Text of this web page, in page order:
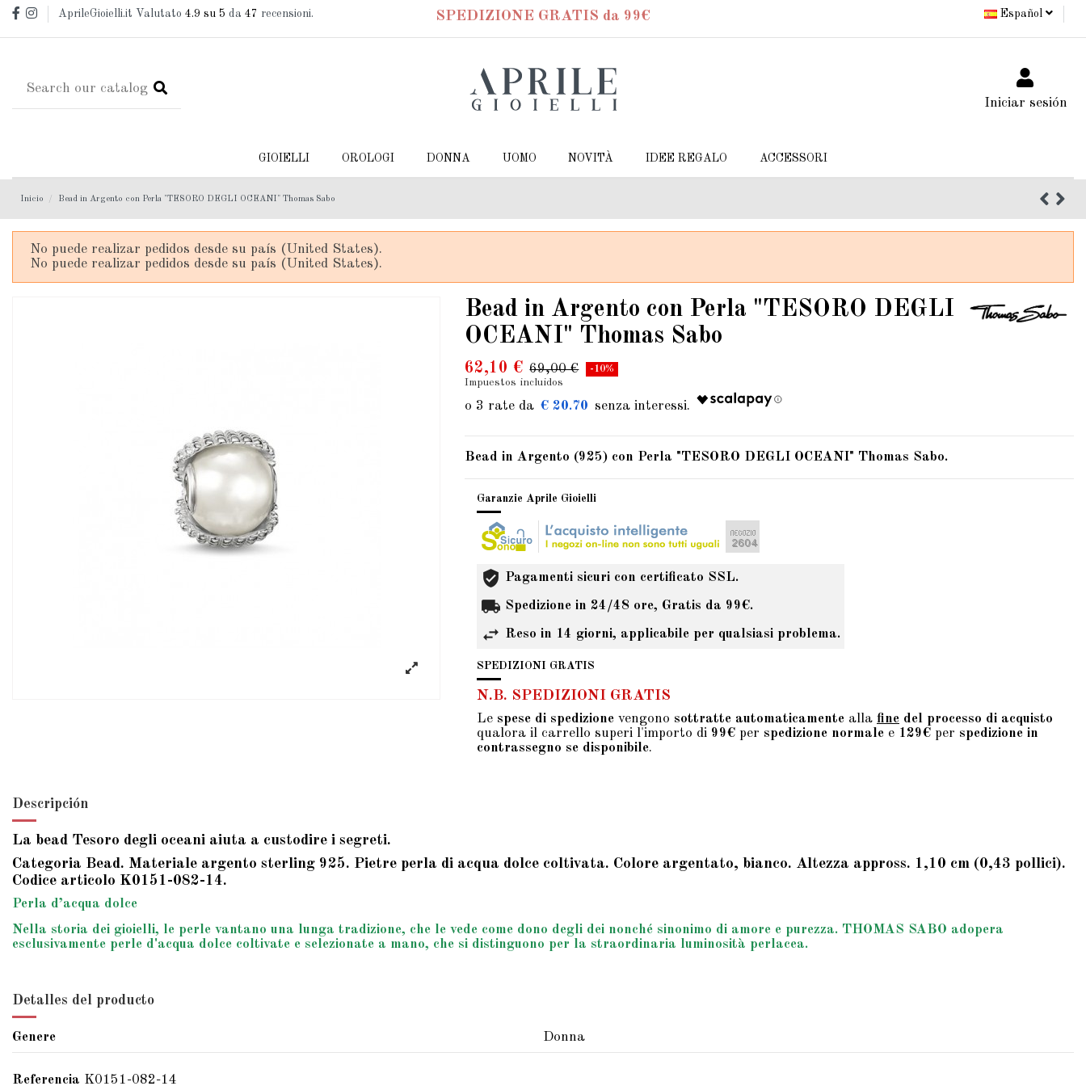
AprileGioielli.it Valutato4.9 su 5 da47 recensioni. SPEDIZIONE GRATIS da 99€ Español
Iniciar sesión
GIOIELLI OROLOGI DONNA UOMO NOVITÀ IDEE REGALO ACCESSORI
Inicio Bead in Argento con Perla "TESORO DEGLI OCEANI" Thomas Sabo
No puede realizar pedidos desde su país (United States).
No puede realizar pedidos desde su país (United States).
Bead in Argento con Perla "TESORO DEGLI
OCEANI" Thomas Sabo
62,10 € 69,00 €
-10%
Impuestos incluidos
€ 20.70
Bead in Argento (925) con Perla "TESORO DEGLI OCEANI" Thomas Sabo.
Garanzie Aprile Gioielli
Pagamenti sicuri con certificato SSL.
Spedizione in 24/48 ore, Gratis da 99€.
Reso in 14 giorni, applicabile per qualsiasi problema.
SPEDIZIONI GRATIS
N.B. SPEDIZIONI GRATIS
Le spese di spedizione vengono sottratte automaticamente alla fine del processo di acquisto
qualora il carrello superi l'importo di 99€ per spedizione normale e 129€ per spedizione in
contrassegno se disponibile.
Descripción
La bead Tesoro degli oceani aiuta a custodire i segreti.
Categoria Bead. Materiale argento sterling 925. Pietre perla di acqua dolce coltivata. Colore argentato, bianco. Altezza appross. 1,10 cm (0,43 pollici).
Codice articolo K0151-082-14.
Perla d’acqua dolce
Nella storia dei gioielli, le perle vantano una lunga tradizione, che le vede come dono degli dei nonché sinonimo di amore e purezza. THOMAS SABO adopera
esclusivamente perle d'acqua dolce coltivate e selezionate a mano, che si distinguono per la straordinaria luminosità perlacea.
Detalles del producto
Genere Donna
Referencia K0151-082-14